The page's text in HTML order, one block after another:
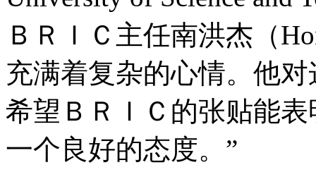
ＢＲＩＣ主任南洪杰（
充满着复杂的心情。他
希望ＢＲＩＣ的张贴能
一个良好的态度。”